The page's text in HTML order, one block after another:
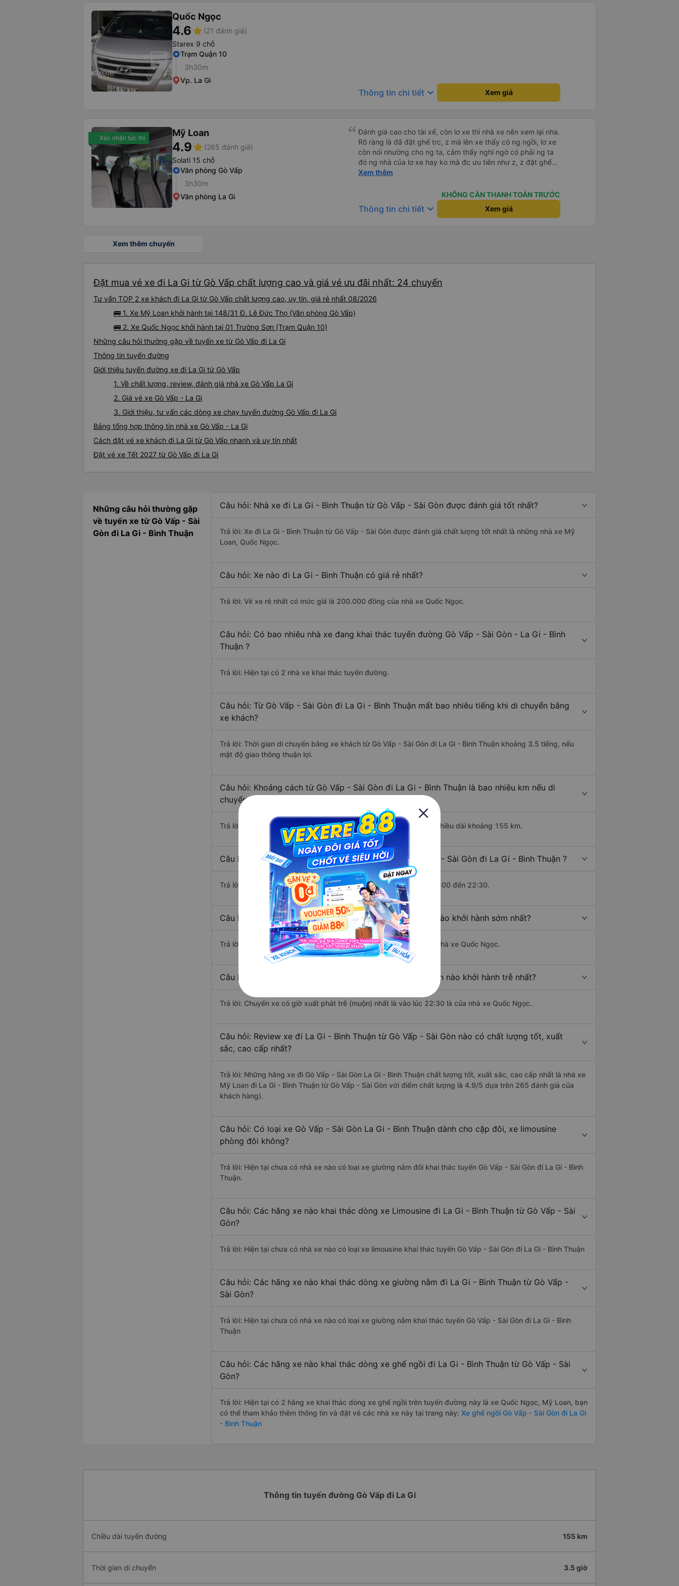
Quốc Ngọc
4.6star (21 đánh giá)
Starex 9 chỗ
Trạm Quận 10
3h30m
Vp. La Gi
Thông tin chi tiết keyboard_arrow_down Xem giá
Xác nhận tức thì Mỹ Loan
4.9star (265 đánh giá)
Solati 15 chỗ
Văn phòng Gò Vấp
3h30m
Văn phòng La Gi
Đánh giá cao cho tài xế, còn lơ xe thì nhà xe nên xem lại nha.
Rõ ràng là đã đặt ghế trc, z mà lên xe thấy có ng ngồi, lơ xe
còn nói nhường cho ng ta, cảm thấy nghi ngờ có phải ng ta
đó ng nhà của lơ xe hay ko mà đc ưu tiên như z, z đặt ghế
làm j. Nhưg tài xế đã đứng ra giải quyết nên đánh giá 5* cho
Xem thêm
KHÔNG CẦN THANH TOÁN TRƯỚC
Thông tin chi tiết keyboard_arrow_down Xem giá
Xem thêm chuyến
Đặt mua vé xe đi La Gi từ Gò Vấp chất lượng cao và giá vé ưu đãi nhất: 24 chuyến
Tư vấn TOP 2 xe khách đi La Gi từ Gò Vấp chất lượng cao, uy tín, giá rẻ nhất 08/2026
🚌 1. Xe Mỹ Loan khởi hành tại 148/31 Đ. Lê Đức Thọ (Văn phòng Gò Vấp)
🚌 2. Xe Quốc Ngọc khởi hành tại 01 Trường Sơn (Trạm Quận 10)
Những câu hỏi thường gặp về tuyến xe từ Gò Vấp đi La Gi
Thông tin tuyến đường
Giới thiệu tuyến đường xe đi La Gi từ Gò Vấp
1. Về chất lượng, review, đánh giá nhà xe Gò Vấp La Gi
2. Giá vé xe Gò Vấp - La Gi
3. Giới thiệu, tư vấn các dòng xe chạy tuyến đường Gò Vấp đi La Gi
Bảng tổng hợp thông tin nhà xe Gò Vấp - La Gi
Cách đặt vé xe khách đi La Gi từ Gò Vấp nhanh và uy tín nhất
Đặt vé xe Tết 2027 từ Gò Vấp đi La Gi
Những câu hỏi thường gặp
về tuyến xe từ Gò Vấp - Sài
Gòn đi La Gi - Bình Thuận
Câu hỏi: Nhà xe đi La Gi - Bình Thuận từ Gò Vấp - Sài Gòn được đánh giá tốt nhất?
Trả lời: Xe đi La Gi - Bình Thuận từ Gò Vấp - Sài Gòn được đánh giá chất lượng tốt nhất là những nhà xe Mỹ
Loan, Quốc Ngọc.
Câu hỏi: Xe nào đi La Gi - Bình Thuận có giá rẻ nhất?
Trả lời: Vé xe rẻ nhất có mức giá là 200.000 đồng của nhà xe Quốc Ngọc.
Câu hỏi: Có bao nhiêu nhà xe đang khai thác tuyến đường Gò Vấp - Sài Gòn - La Gi - Bình
Thuận ?
Trả lời: Hiện tại có 2 nhà xe khai thác tuyến đường.
Câu hỏi: Từ Gò Vấp - Sài Gòn đi La Gi - Bình Thuận mất bao nhiêu tiếng khi di chuyển bằng
xe khách?
Trả lời: Thời gian di chuyển bằng xe khách từ Gò Vấp - Sài Gòn đi La Gi - Bình Thuận khoảng 3.5 tiếng, nếu
mật độ giao thông thuận lợi.
Câu hỏi: Khoảng cách từ Gò Vấp - Sài Gòn đi La Gi - Bình Thuận là bao nhiêu km nếu di
chuyển bằng xe khách?
Trả lời: Đoạn đường đi La Gi - Bình Thuận từ Gò Vấp - Sài Gòn có chiều dài khoảng 155 km.
Câu hỏi: Mỗi ngày có bao nhiêu chuyến xe khách Gò Vấp - Sài Gòn đi La Gi - Bình Thuận ?
Trả lời: Trung bình mỗi ngày có khoảng 24 chuyến xe bắt đầu từ 5:00 đến 22:30.
Câu hỏi: Nhà xe đi Gò Vấp - Sài Gòn La Gi - Bình Thuận nào khởi hành sớm nhất?
Trả lời: Chuyến xe có giờ xuất phát sớm nhất vào lúc 5:00 là của nhà xe Quốc Ngọc.
Câu hỏi: Nhà xe đi La Gi - Bình Thuận từ Gò Vấp - Sài Gòn nào khởi hành trễ nhất?
Trả lời: Chuyến xe có giờ xuất phát trễ (muộn) nhất là vào lúc 22:30 là của nhà xe Quốc Ngọc.
Câu hỏi: Review xe đi La Gi - Bình Thuận từ Gò Vấp - Sài Gòn nào có chất lượng tốt, xuất
sắc, cao cấp nhất?
Trả lời: Những hãng xe đi Gò Vấp - Sài Gòn La Gi - Bình Thuận chất lượng tốt, xuất sắc, cao cấp nhất là nhà xe
Mỹ Loan đi La Gi - Bình Thuận từ Gò Vấp - Sài Gòn với điểm chất lượng là 4.9/5 dựa trên 265 đánh giá của
khách hàng).
Câu hỏi: Có loại xe Gò Vấp - Sài Gòn La Gi - Bình Thuận dành cho cặp đôi, xe limousine
phòng đôi không?
Trả lời: Hiện tại chưa có nhà xe nào có loại xe giường nằm đôi khai thác tuyến Gò Vấp - Sài Gòn đi La Gi - Bình
Thuận.
Câu hỏi: Các hãng xe nào khai thác dòng xe Limousine đi La Gi - Bình Thuận từ Gò Vấp - Sài
Gòn?
Trả lời: Hiện tại chưa có nhà xe nào có loại xe limousine khai thác tuyến Gò Vấp - Sài Gòn đi La Gi - Bình Thuận
Câu hỏi: Các hãng xe nào khai thác dòng xe giường nằm đi La Gi - Bình Thuận từ Gò Vấp -
Sài Gòn?
Trả lời: Hiện tại chưa có nhà xe nào có loại xe giường nằm khai thác tuyến Gò Vấp - Sài Gòn đi La Gi - Bình
Thuận
Câu hỏi: Các hãng xe nào khai thác dòng xe ghế ngồi đi La Gi - Bình Thuận từ Gò Vấp - Sài
Gòn?
Trả lời: Hiện tại có 2 hãng xe khai thác dòng xe ghế ngồi trên tuyến đường này là xe Quốc Ngọc, Mỹ Loan, bạn
có thể tham khảo thêm thông tin và đặt vé các nhà xe này tại trang này: Xe ghế ngồi Gò Vấp - Sài Gòn đi La Gi
- Bình Thuận
Thông tin tuyến đường Gò Vấp đi La Gi
Chiều dài tuyến đường 155 km
Thời gian di chuyển 3.5 giờ